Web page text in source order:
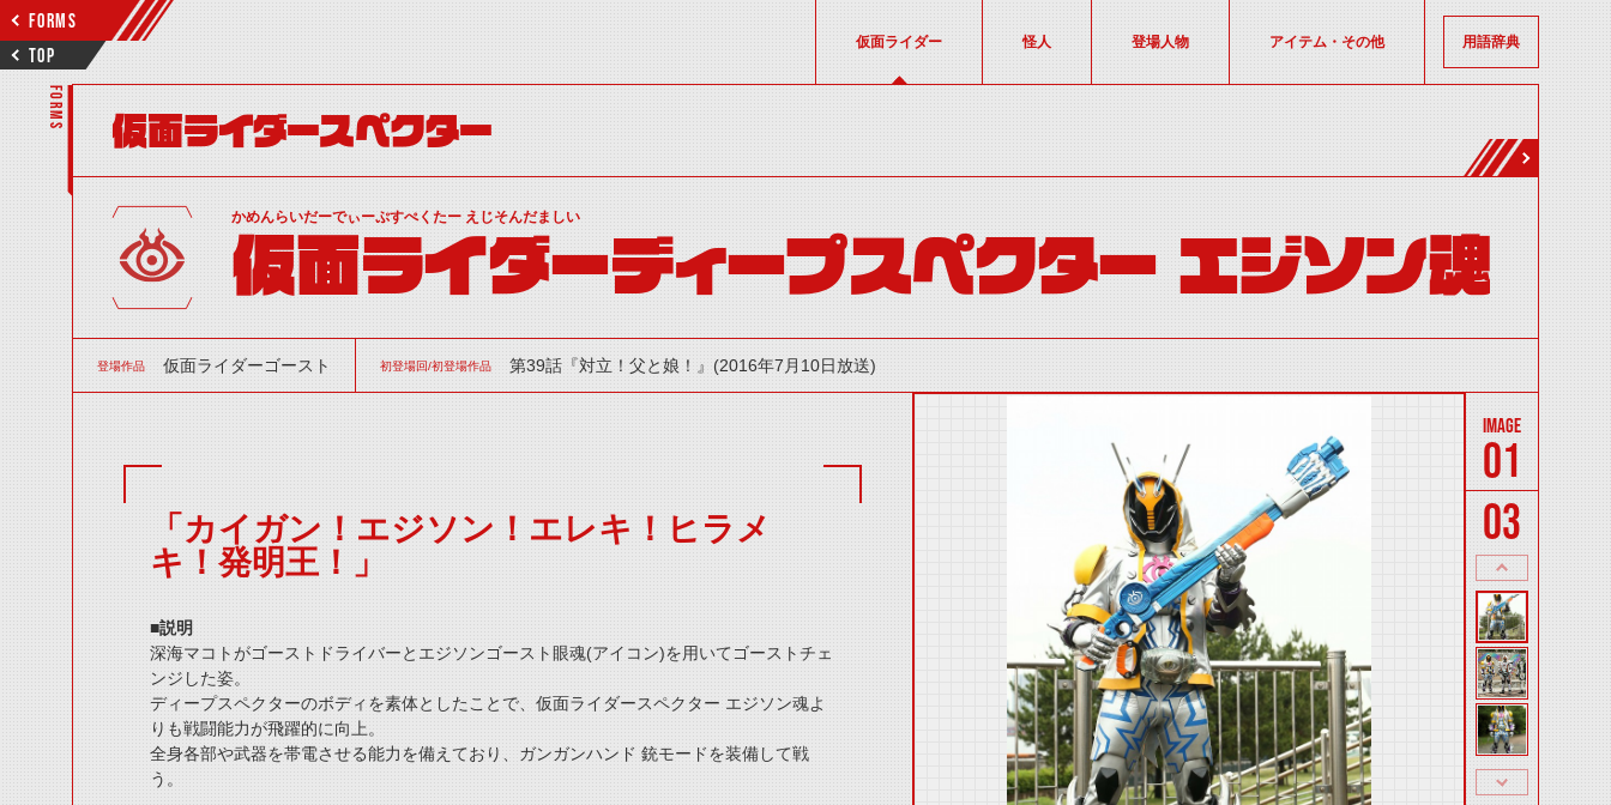
FORMS
TOP
仮面ライダー 怪人 登場人物 アイテム・その他 用語辞典
FORMS
仮面ライダースペクター
かめんらいだーでぃーぷすぺくたー えじそんだましい
仮面ライダーディープスペクター エジソン魂
登場作品 仮面ライダーゴースト 初登場回/初登場作品 第39話『対立！父と娘！』(2016年7月10日放送)
「カイガン！エジソン！エレキ！ヒラメ
キ！発明王！」
■説明
深海マコトがゴーストドライバーとエジソンゴースト眼魂(アイコン)を用いてゴーストチェ
ンジした姿。
ディープスペクターのボディを素体としたことで、仮面ライダースペクター エジソン魂よ
りも戦闘能力が飛躍的に向上。
全身各部や武器を帯電させる能力を備えており、ガンガンハンド 銃モードを装備して戦
う。
01
03